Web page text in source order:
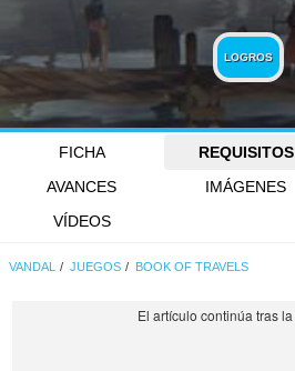
LOGROS
FICHA REQUISITOS
AVANCES
IMÁGENES
VÍDEOS
VANDAL JUEGOS BOOK OF TRAVELS